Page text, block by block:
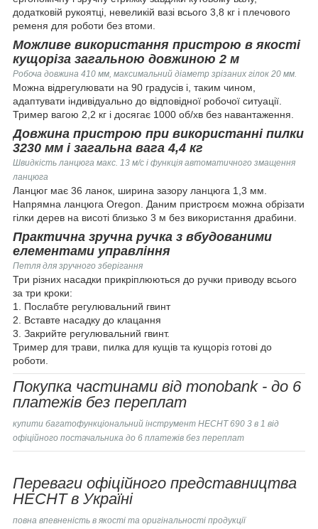
додатковій рукоятці, невеликій вазі всього 3,8 кг і плечового
ременя для роботи без втоми.
Можливе використання пристрою в якості
кущоріза загальною довжиною 2 м
Робоча довжина 410 мм, максимальний діаметр зрізаних гілок 20 мм.
Можна відрегулювати на 90 градусів і, таким чином,
адаптувати індивідуально до відповідної робочої ситуації.
Тример вагою 2,2 кг і досягає 1000 об/хв без навантаження.
Довжина пристрою при використанні пилки
3230 мм і загальна вага 4,4 кг
Швидкість ланцюга макс. 13 м/с і функція автоматичного змащення
ланцюга
Ланцюг має 36 ланок, ширина зазору ланцюга 1,3 мм.
Напрямна ланцюга Oregon. Даним пристроєм можна обрізати
гілки дерев на висоті близько 3 м без використання драбини.
Практична зручна ручка з вбудованими
елементами управління
Петля для зручного зберігання
Три різних насадки прикріплюються до ручки приводу всього
за три кроки:
1. Послабте регулювальний гвинт
2. Вставте насадку до клацання
3. Закрийте регулювальний гвинт.
Тример для трави, пилка для кущів та кущоріз готові до
роботи.
Покупка частинами від monobank - до 6
платежів без переплат
купити багатофункціональний інструмент HECHT 690 3 в 1 від
офіційного постачальника до 6 платежів без переплат
Переваги офіційного представництва
HECHT в Україні
повна впевненість в якості та оригінальності продукції